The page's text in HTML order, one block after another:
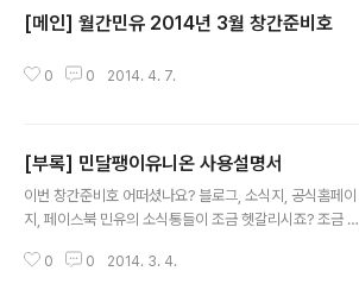
[메인] 월간민유 2014년 3월 창간준비호
0 0 2014. 4. 7.
[부록] 민달팽이유니온 사용설명서
이번 창간준비호 어떠셨나요? 블로그, 소식지, 공식홈페이
지, 페이스북 민유의 소식통들이 조금 헷갈리시죠? 조금 더
활동하고 있는 민유의 모습들이 실시간으로 올라온답니다.
0 0 2014. 3. 4.